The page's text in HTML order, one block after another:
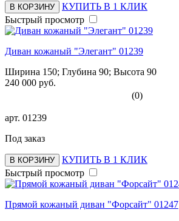
В КОРЗИНУ
КУПИТЬ В 1 КЛИК
Быстрый просмотр
Диван кожаный "Элегант" 01239
Ширина 150; Глубина 90; Высота 90
240 000 руб.
(0)
арт. 01239
Под заказ
В КОРЗИНУ
КУПИТЬ В 1 КЛИК
Быстрый просмотр
Прямой кожаный диван "Форсайт" 01247